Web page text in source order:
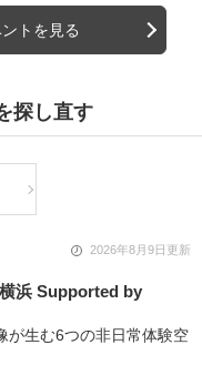
トを見る
探し直す
2026年8月9日更新
浜 Supported by
が生む6つの非日常体験空